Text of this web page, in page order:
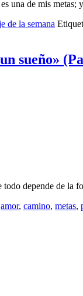
una de mis metas;
de la semana
sueño»
todo depende de la
amor, camino, metas,